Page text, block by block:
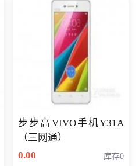
步步高VIVO手机Y31A
（三网通）
0.00
库存0